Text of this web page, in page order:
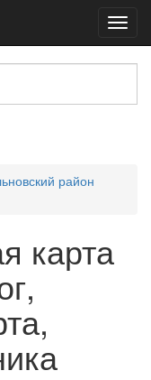
район
карта